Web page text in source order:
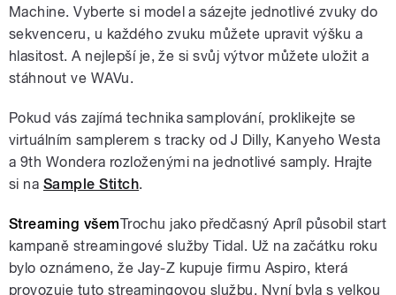
Machine. Vyberte si model a sázejte jednotlivé zvuky do
sekvenceru, u každého zvuku můžete upravit výšku a
hlasitost. A nejlepší je, že si svůj výtvor můžete uložit a
stáhnout ve WAVu.
Pokud vás zajímá technika samplování, proklikejte se
virtuálním samplerem s tracky od J Dilly, Kanyeho Westa
a 9th Wondera rozloženými na jednotlivé samply. Hrajte
si na Sample Stitch.
Streaming všemTrochu jako předčasný Apríl působil start
kampaně streamingové služby Tidal. Už na začátku roku
bylo oznámeno, že Jay-Z kupuje firmu Aspiro, která
provozuje tuto streamingovou službu. Nyní byla s velkou